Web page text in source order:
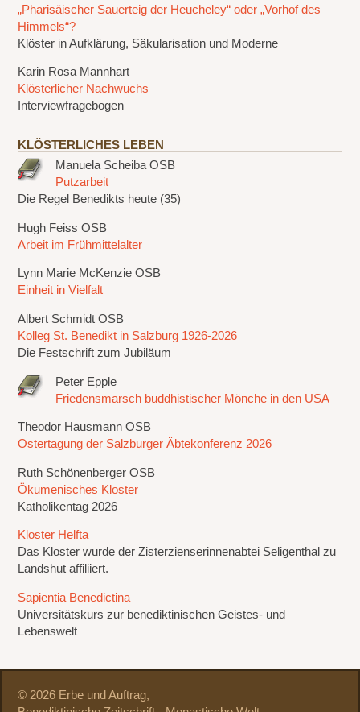
„Pharisäischer Sauerteig der Heucheley“ oder „Vorhof des
Himmels“?
Klöster in Aufklärung, Säkularisation und Moderne
Karin Rosa Mannhart
Klösterlicher Nachwuchs
Interviewfragebogen
KLÖSTERLICHES LEBEN
Manuela Scheiba OSB
Putzarbeit
Die Regel Benedikts heute (35)
Hugh Feiss OSB
Arbeit im Frühmittelalter
Lynn Marie McKenzie OSB
Einheit in Vielfalt
Albert Schmidt OSB
Kolleg St. Benedikt in Salzburg 1926-2026
Die Festschrift zum Jubiläum
Peter Epple
Friedensmarsch buddhistischer Mönche in den USA
Theodor Hausmann OSB
Ostertagung der Salzburger Äbtekonferenz 2026
Ruth Schönenberger OSB
Ökumenisches Kloster
Katholikentag 2026
Kloster Helfta
Das Kloster wurde der Zisterzienserinnenabtei Seligenthal zu
Landshut affiliiert.
Sapientia Benedictina
Universitätskurs zur benediktinischen Geistes- und
Lebenswelt
© 2026 Erbe und Auftrag,